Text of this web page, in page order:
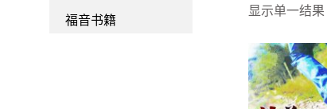
福音书籍
显示单一结果